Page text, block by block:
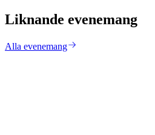
Liknande evenemang
Alla evenemang